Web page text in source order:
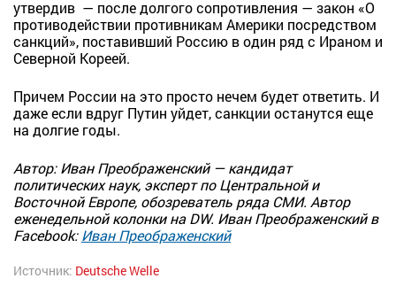
утвердив — после долгого сопротивления — закон «О
противодействии противникам Америки посредством
санкций», поставивший Россию в один ряд с Ираном и
Северной Кореей.
Причем России на это просто нечем будет ответить. И
даже если вдруг Путин уйдет, санкции останутся еще
на долгие годы.
Автор: Иван Преображенский — кандидат
политических наук, эксперт по Центральной и
Восточной Европе, обозреватель ряда СМИ. Автор
еженедельной колонки на DW. Иван Преображенский в
Facebook:Иван Преображенский
Источник: Deutsche Welle